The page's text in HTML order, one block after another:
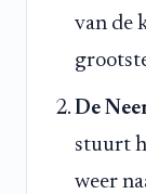
van de
De
stuurt
weer